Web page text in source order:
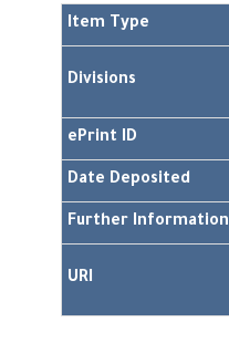
Item Type
Divisions
ePrint ID
Date Deposited
Further Information
URI